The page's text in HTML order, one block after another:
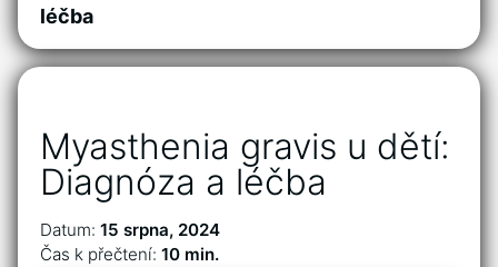
léčba
Myasthenia gravis u dětí:
Diagnóza a léčba
Datum: 15 srpna, 2024
Čas k přečtení: 10 min.